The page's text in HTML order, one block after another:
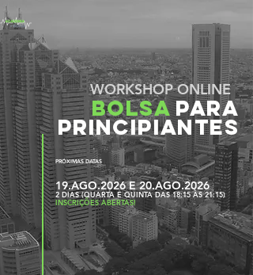
WORKSHOP ONLINE
BOLSAPARA
PRINCIPIANTES
PRÓXIMAS DATAS
19.AGO.2026 E 20.AGO.2026
2 DIAS(QUARTA E QUINTA DAS 18:15 ÀS 21:15)
INSCRIÇÕES ABERTAS!